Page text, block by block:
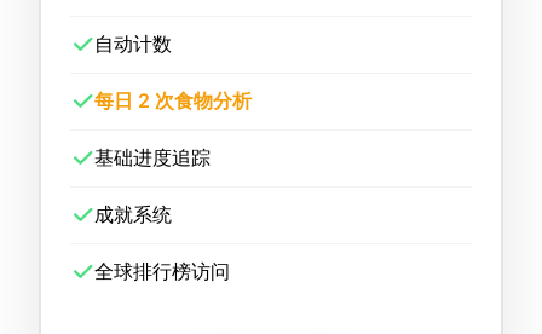
自动计数
每日 2 次食物分析
基础进度追踪
成就系统
全球排行榜访问